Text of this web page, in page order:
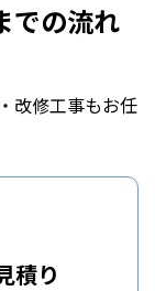
での流れ
改修工事もお任
積り